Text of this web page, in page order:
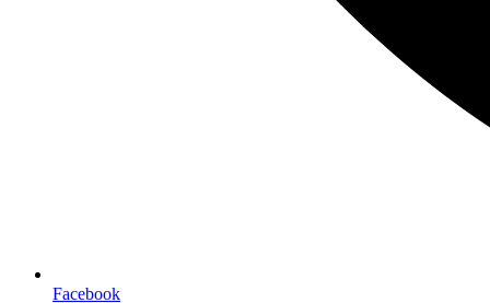
Facebook